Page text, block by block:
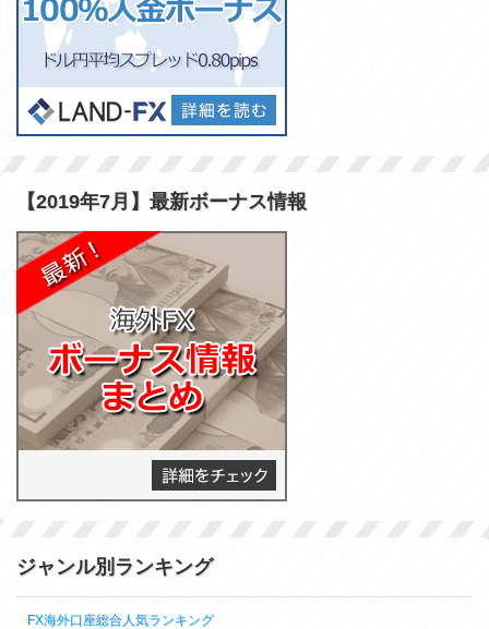
【2019年7月】最新ボーナス情報
ジャンル別ランキング
FX海外口座総合人気ランキング